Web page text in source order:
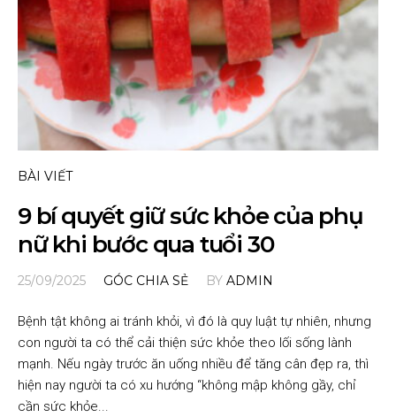
BÀI VIẾT
9 bí quyết giữ sức khỏe của phụ
nữ khi bước qua tuổi 30
25/09/2025 GÓC CHIA SẺ BY ADMIN
Bệnh tật không ai tránh khỏi, vì đó là quy luật tự nhiên, nhưng
con người ta có thể cải thiện sức khỏe theo lối sống lành
mạnh. Nếu ngày trước ăn uống nhiều để tăng cân đẹp ra, thì
hiện nay người ta có xu hướng “không mập không gầy, chỉ
cần sức khỏe...